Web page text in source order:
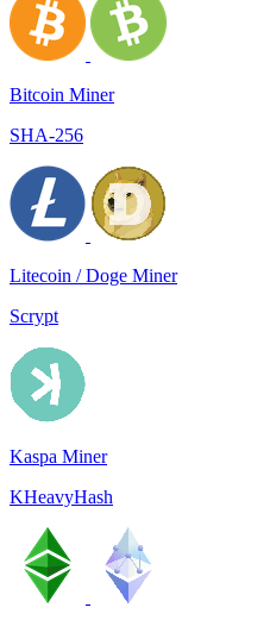
Bitcoin Miner
SHA-256
Litecoin / Doge Miner
Scrypt
Kaspa Miner
KHeavyHash